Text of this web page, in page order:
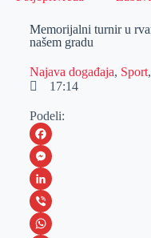
Memorijalni turnir u
našem gradu
Najava događaja, Sport,
17:14
Podeli:
F
a
c
e
M
e
s
L
iV